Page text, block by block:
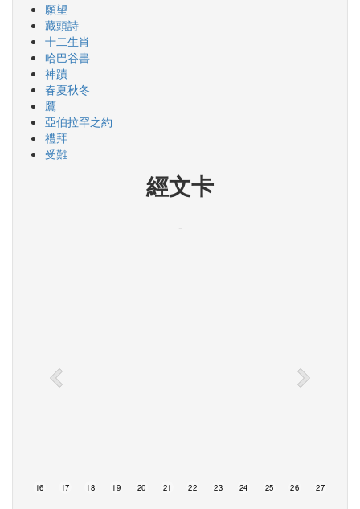
願望
藏頭詩
十二生肖
哈巴谷書
神蹟
春夏秋冬
鷹
亞伯拉罕之約
禮拜
受難
經文卡
-
16 17 18 19 20 21 22 23 24 25 26 27